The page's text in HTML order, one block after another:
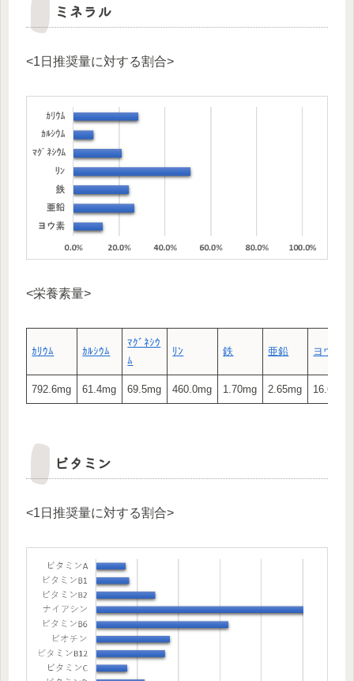
ミネラル
<1日推奨量に対する割合>
<栄養素量>
ｶﾘｳﾑ ｶﾙｼｳﾑ
ﾏｸﾞﾈｼｳ
ﾑ
ﾘﾝ 鉄 亜鉛 ヨウ素
792.6mg 61.4mg 69.5mg 460.0mg 1.70mg 2.65mg 16.65μg
ビタミン
<1日推奨量に対する割合>